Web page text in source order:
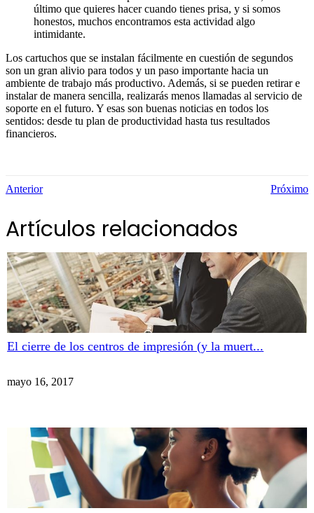
último que quieres hacer cuando tienes prisa, y si somos
honestos, muchos encontramos esta actividad algo
intimidante.
Los cartuchos que se instalan fácilmente en cuestión de segundos
son un gran alivio para todos y un paso importante hacia un
ambiente de trabajo más productivo. Además, si se pueden retirar e
instalar de manera sencilla, realizarás menos llamadas al servicio de
soporte en el futuro. Y esas son buenas noticias en todos los
sentidos: desde tu plan de productividad hasta tus resultados
financieros.
Anterior Próximo
Artículos relacionados
El cierre de los centros de impresión (y la muert...
mayo 16, 2017